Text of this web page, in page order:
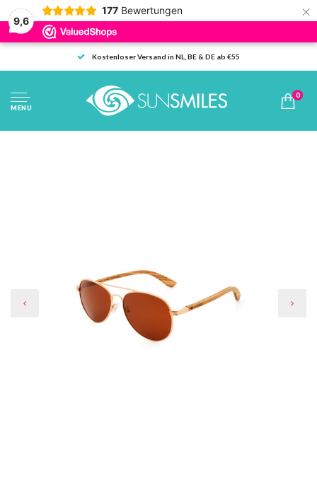
9,6
177 Bewertungen ×
Kostenloser Versand in NL, BE & DE ab €55
MENU
0